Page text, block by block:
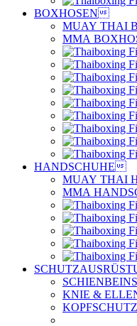
BOXHOSEN
MUAY THAI
MMA
HANDSCHUHE
MUAY THAI
MMA
KNIE &
KOPFSCHUTZ